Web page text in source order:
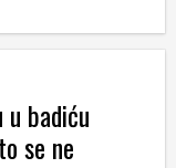
badiću
se ne